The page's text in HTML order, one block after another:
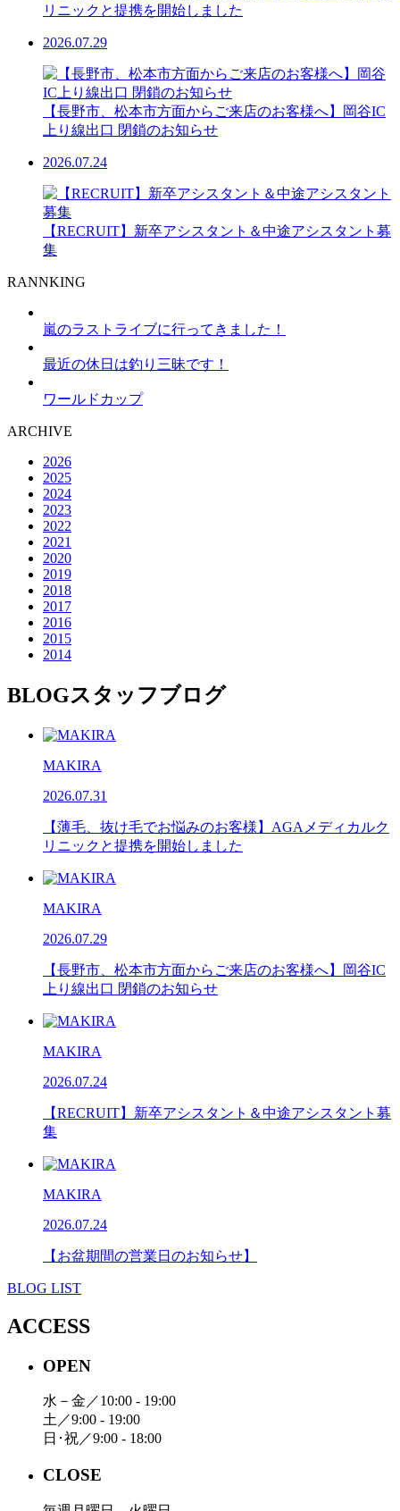
リニックと提携を開始しました
2026.07.29
【長野市、松本市方面からご来店のお客様へ】岡谷IC
上り線出口 閉鎖のお知らせ
2026.07.24
【RECRUIT】新卒アシスタント＆中途アシスタント募
集
RANNKING
嵐のラストライブに行ってきました！
最近の休日は釣り三昧です！
ワールドカップ
ARCHIVE
2026
2025
2024
2023
2022
2021
2020
2019
2018
2017
2016
2015
2014
BLOGスタッフブログ
MAKIRA
2026.07.31
【薄毛、抜け毛でお悩みのお客様】AGAメディカルク
リニックと提携を開始しました
MAKIRA
2026.07.29
【長野市、松本市方面からご来店のお客様へ】岡谷IC
上り線出口 閉鎖のお知らせ
MAKIRA
2026.07.24
【RECRUIT】新卒アシスタント＆中途アシスタント募
集
MAKIRA
2026.07.24
【お盆期間の営業日のお知らせ】
BLOG LIST
ACCESS
OPEN
水－金／10:00 - 19:00
土／9:00 - 19:00
日･祝／9:00 - 18:00
CLOSE